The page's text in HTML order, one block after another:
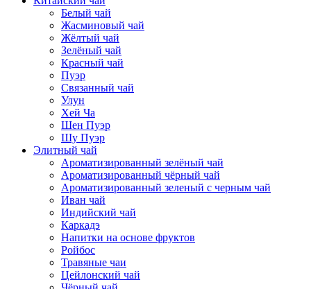
Белый чай
Жасминовый чай
Жёлтый чай
Зелёный чай
Красный чай
Пуэр
Связанный чай
Улун
Хей Ча
Шен Пуэр
Шу Пуэр
Элитный чай
Ароматизированный зелёный чай
Ароматизированный чёрный чай
Ароматизированный зеленый с черным чай
Иван чай
Индийский чай
Каркадэ
Напитки на основе фруктов
Ройбос
Травяные чаи
Цейлонский чай